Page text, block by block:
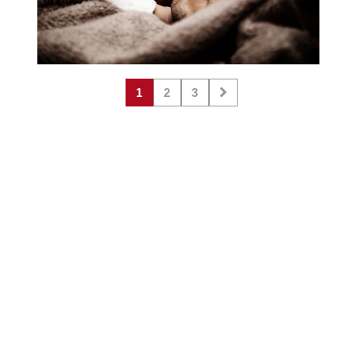
1 2 3